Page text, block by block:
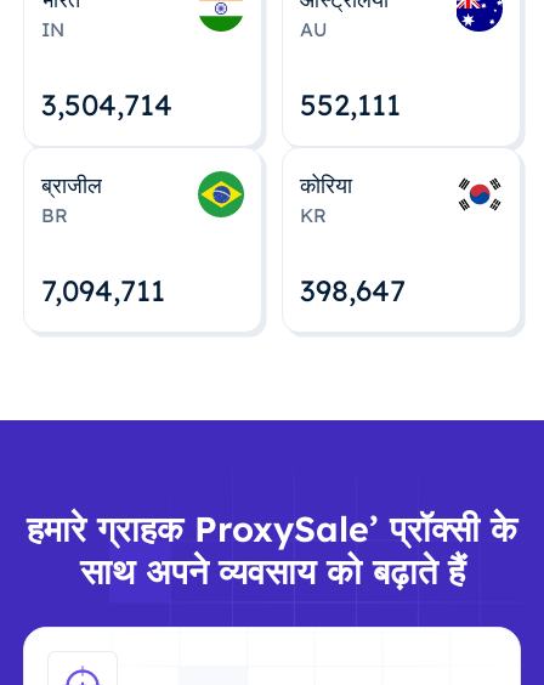
IN
3,504,715
AU
552,112
ब्राजील
BR
7,094,712
कोरिया
KR
398,648
हमारे ग्राहक ProxySale’ प्रॉक्सी के
साथ अपने व्यवसाय को बढ़ाते हैं